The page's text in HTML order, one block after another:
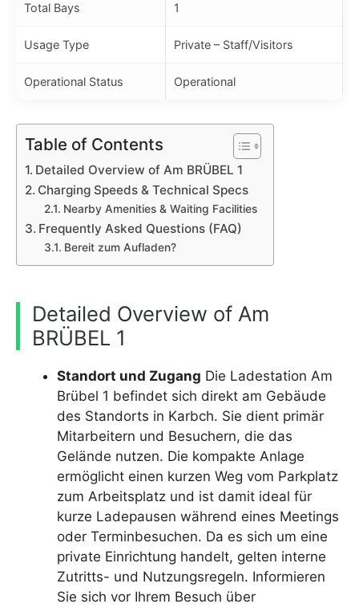
Total Bays 1
Usage Type Private – Staff/Visitors
Operational Status Operational
Table of Contents
Detailed Overview of Am BRÜBEL 1
Charging Speeds & Technical Specs
Nearby Amenities & Waiting Facilities
Frequently Asked Questions (FAQ)
Bereit zum Aufladen?
Detailed Overview of Am
BRÜBEL 1
Standort und Zugang Die Ladestation Am
Brübel 1 befindet sich direkt am Gebäude
des Standorts in Karbch. Sie dient primär
Mitarbeitern und Besuchern, die das
Gelände nutzen. Die kompakte Anlage
ermöglicht einen kurzen Weg vom Parkplatz
zum Arbeitsplatz und ist damit ideal für
kurze Ladepausen während eines Meetings
oder Terminbesuchen. Da es sich um eine
private Einrichtung handelt, gelten interne
Zutritts- und Nutzungsregeln. Informieren
Sie sich vor Ihrem Besuch über